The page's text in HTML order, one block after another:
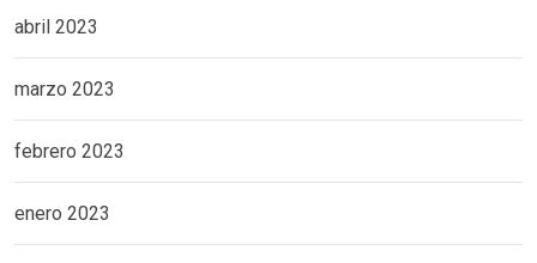
abril 2023
marzo 2023
febrero 2023
enero 2023